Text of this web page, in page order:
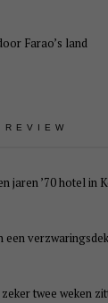
Farao’s land
REVIEW
jaren ’70 hotel in
een
twee weken